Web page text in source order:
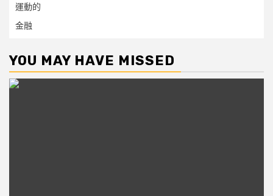
運動的
金融
YOU MAY HAVE MISSED